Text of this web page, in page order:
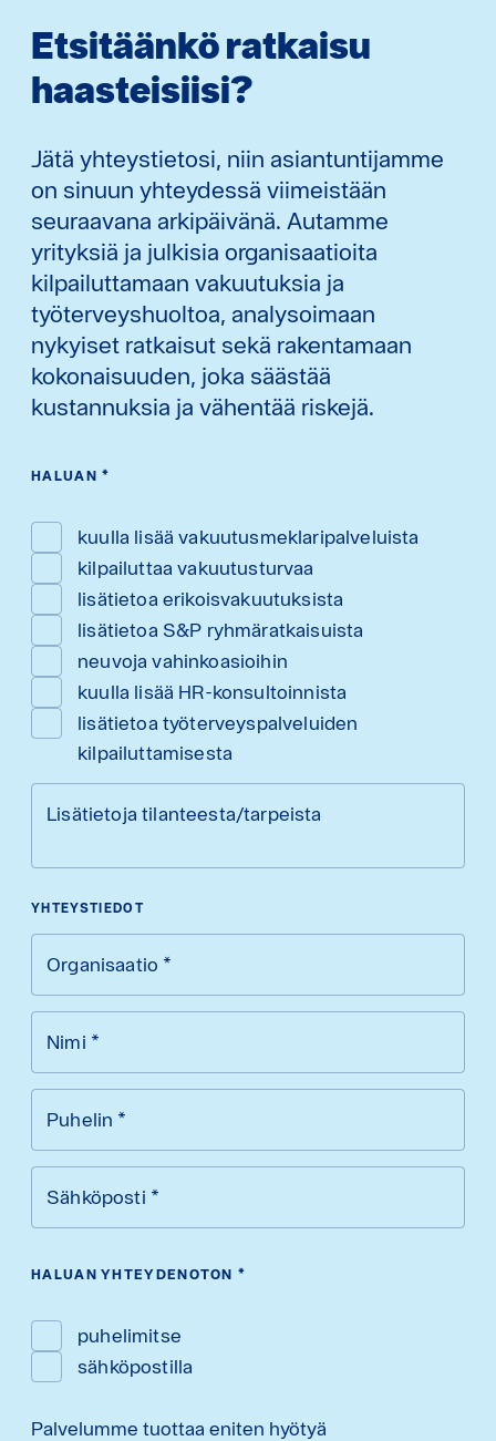
Etsitäänkö ratkaisu
haasteisiisi?
Jätä yhteystietosi, niin asiantuntijamme
on sinuun yhteydessä viimeistään
seuraavana arkipäivänä. Autamme
yrityksiä ja julkisia organisaatioita
kilpailuttamaan vakuutuksia ja
työterveyshuoltoa, analysoimaan
nykyiset ratkaisut sekä rakentamaan
kokonaisuuden, joka säästää
kustannuksia ja vähentää riskejä.
HALUAN *
kuulla lisää vakuutusmeklaripalveluista
kilpailuttaa vakuutusturvaa
lisätietoa erikoisvakuutuksista
lisätietoa S&P ryhmäratkaisuista
neuvoja vahinkoasioihin
kuulla lisää HR-konsultoinnista
lisätietoa työterveyspalveluiden
kilpailuttamisesta
Lisätietoja tilanteesta/tarpeista
YHTEYSTIEDOT
Organisaatio *
Nimi *
Puhelin *
Sähköposti *
HALUAN YHTEYDENOTON *
puhelimitse
sähköpostilla
Palvelumme tuottaa eniten hyötyä